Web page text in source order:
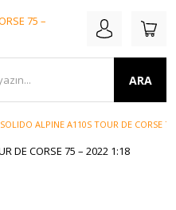
ARA
SOLIDO ALPINE A110S TOUR DE CORSE